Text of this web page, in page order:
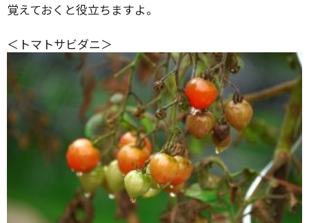
大テーマ
小テーマ
絞り込み
覚えておくと役立ちますよ。
＜トマトサビダニ＞